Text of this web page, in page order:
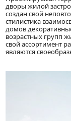
дворы жилой
создан свой
стилистика
домов
возрастных групп
свой ассортимент
являются